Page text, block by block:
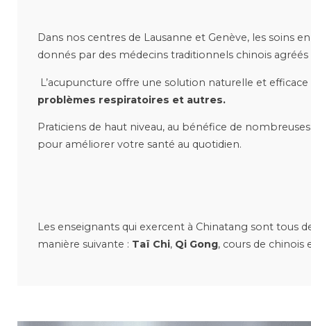
Dans nos centres de Lausanne et Genève, les soins
donnés par des médecins traditionnels chinois
L’acupuncture offre une solution naturelle et
problèmes respiratoires et autres.
Praticiens de haut niveau, au bénéfice de
pour améliorer votre santé au quotidien.
Les enseignants qui exercent à Chinatang sont tous
manière suivante : Taï Chi, Qi Gong, cours de chinois